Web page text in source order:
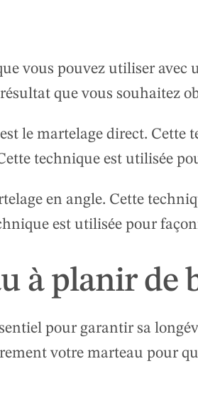
vous pouvez utiliser avec
que vous souhaitez
le martelage direct. Cette
technique est utilisée
en angle. Cette
est utilisée pour
à planir de
pour garantir sa
votre marteau pour